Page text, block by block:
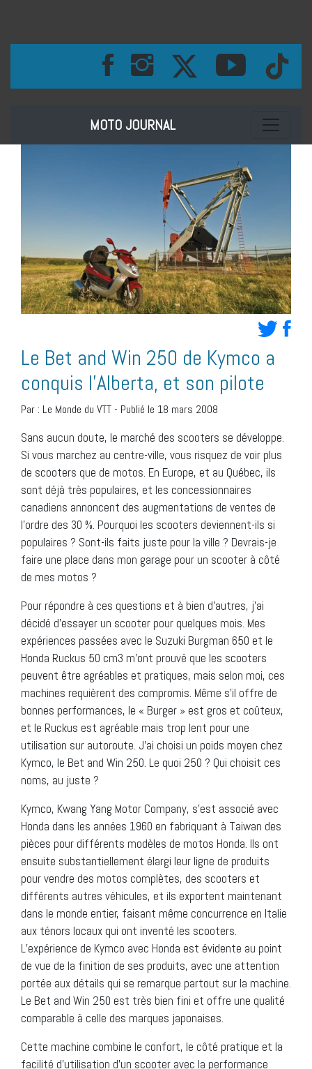
MOTO JOURNAL Toggle
Le Bet and Win 250 de Kymco a
conquis l’Alberta, et son pilote
Par : Le Monde du VTT- Publié le 18 mars 2008
Sans aucun doute, le marché des scooters se développe.
Si vous marchez au centre-ville, vous risquez de voir plus
de scooters que de motos. En Europe, et au Québec, ils
sont déjà très populaires, et les concessionnaires
canadiens annoncent des augmentations de ventes de
l’ordre des 30 %. Pourquoi les scooters deviennent-ils si
populaires ? Sont-ils faits juste pour la ville ? Devrais-je
faire une place dans mon garage pour un scooter à côté
de mes motos ?
Pour répondre à ces questions et à bien d’autres, j’ai
décidé d’essayer un scooter pour quelques mois. Mes
expériences passées avec le Suzuki Burgman 650 et le
Honda Ruckus 50 cm3 m’ont prouvé que les scooters
peuvent être agréables et pratiques, mais selon moi, ces
machines requièrent des compromis. Même s’il offre de
bonnes performances, le « Burger » est gros et coûteux,
et le Ruckus est agréable mais trop lent pour une
utilisation sur autoroute. J’ai choisi un poids moyen chez
Kymco, le Bet and Win 250. Le quoi 250 ? Qui choisit ces
noms, au juste ?
Kymco, Kwang Yang Motor Company, s’est associé avec
Honda dans les années 1960 en fabriquant à Taiwan des
pièces pour différents modèles de motos Honda. Ils ont
ensuite substantiellement élargi leur ligne de produits
pour vendre des motos complètes, des scooters et
différents autres véhicules, et ils exportent maintenant
dans le monde entier, faisant même concurrence en Italie
aux ténors locaux qui ont inventé les scooters.
L’expérience de Kymco avec Honda est évidente au point
de vue de la finition de ses produits, avec une attention
portée aux détails qui se remarque partout sur la machine.
Le Bet and Win 250 est très bien fini et offre une qualité
comparable à celle des marques japonaises.
Cette machine combine le confort, le côté pratique et la
facilité d’utilisation d’un scooter avec la performance